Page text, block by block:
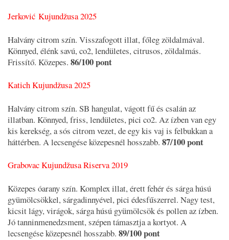
Jerković Kujundžusa 2025
Halvány citrom szín. Visszafogott illat, főleg zöldalmával.
Könnyed, élénk savú, co2, lendületes, citrusos, zöldalmás.
Frissítő. Közepes. 86/100 pont
Katich Kujundžusa 2025
Halvány citrom szín. SB hangulat, vágott fű és csalán az
illatban. Könnyed, friss, lendületes, pici co2. Az ízben van egy
kis kerekség, a sós citrom vezet, de egy kis vaj is felbukkan a
háttérben. A lecsengése közepesnél hosszabb. 87/100 pont
Grabovac Kujundžusa Riserva 2019
Közepes óarany szín. Komplex illat, érett fehér és sárga húsú
gyümölcsökkel, sárgadinnyével, pici édesfűszerrel. Nagy test,
kicsit lágy, virágok, sárga húsú gyümölcsök és pollen az ízben.
Jó tanninmenedzsment, szépen támasztja a kortyot. A
lecsengése közepesnél hosszabb. 89/100 pont